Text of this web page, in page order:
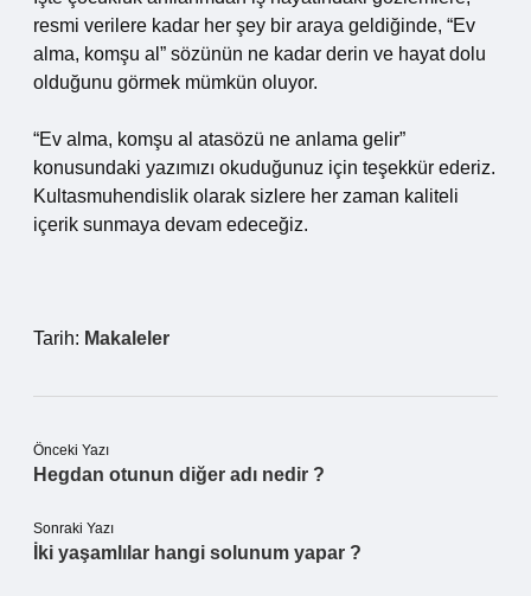
resmi verilere kadar her şey bir araya geldiğinde, “Ev
alma, komşu al” sözünün ne kadar derin ve hayat dolu
olduğunu görmek mümkün oluyor.
“Ev alma, komşu al atasözü ne anlama gelir”
konusundaki yazımızı okuduğunuz için teşekkür ederiz.
Kultasmuhendislik olarak sizlere her zaman kaliteli
içerik sunmaya devam edeceğiz.
Tarih: Makaleler
Önceki Yazı
Hegdan otunun diğer adı nedir ?
Sonraki Yazı
İki yaşamlılar hangi solunum yapar ?